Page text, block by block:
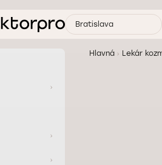
Bratislava
Hlavná Lekár